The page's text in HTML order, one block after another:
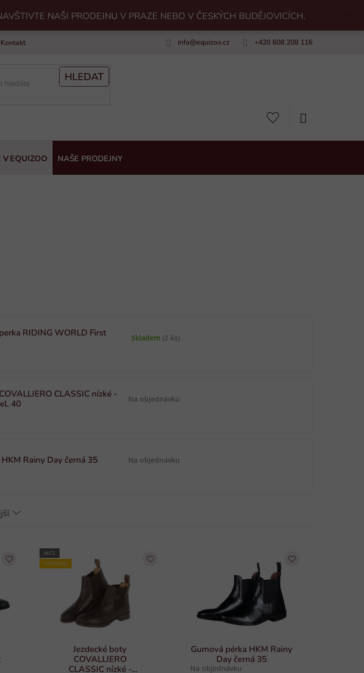
NAŠI PRODEJNU V PRAZE NEBO V ČESKÝCH BUDĚJOVICÍCH.
Kontakt info@equizoo.cz +420 608 208 116
HLEDAT
V EQUIZOO NAŠE PRODEJNY
RIDING WORLD First
Skladem (2 ks)
CLASSIC nízké -
40
Na objednávku
Rainy Day černá 35 Na objednávku
AKCE
VÝPRODEJ
Jezdecké boty
COVALLIERO
CLASSIC nízké -
Gumová pérka HKM Rainy
Day černá 35
Na objednávku